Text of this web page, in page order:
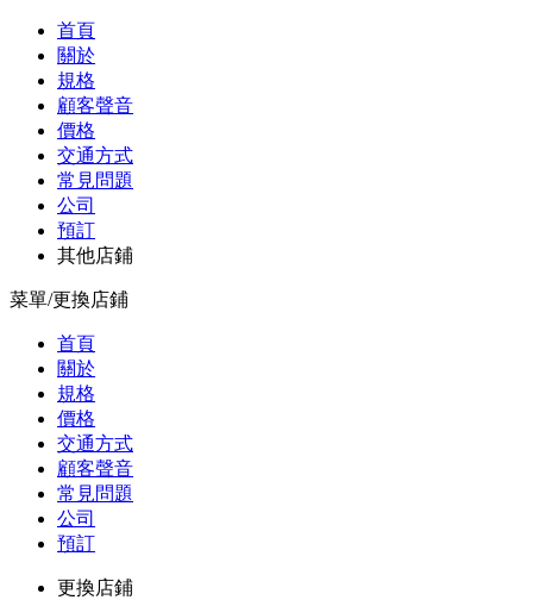
首頁
關於
規格
顧客聲音
價格
交通方式
常見問題
公司
預訂
其他店鋪
菜單/更換店鋪
首頁
關於
規格
價格
交通方式
顧客聲音
常見問題
公司
預訂
更換店鋪